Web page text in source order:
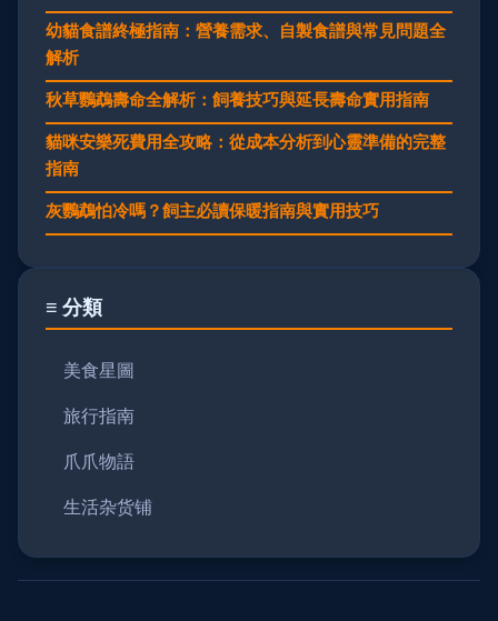
幼貓食譜終極指南：營養需求、自製食譜與常見問題全
解析
秋草鸚鵡壽命全解析：飼養技巧與延長壽命實用指南
貓咪安樂死費用全攻略：從成本分析到心靈準備的完整
指南
灰鸚鵡怕冷嗎？飼主必讀保暖指南與實用技巧
≡ 分類
美食星圖
旅行指南
爪爪物語
生活杂货铺